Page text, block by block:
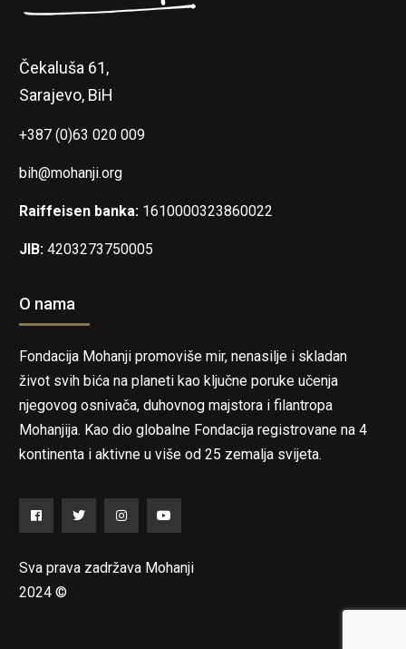
Čekaluša 61,
Sarajevo, BiH
+387 (0)63 020 009
bih@mohanji.org
Raiffeisen banka: 1610000323860022
JIB: 4203273750005
O nama
Fondacija Mohanji promoviše mir, nenasilje i skladan
život svih bića na planeti kao ključne poruke učenja
njegovog osnivača, duhovnog majstora i filantropa
Mohanjija. Kao dio globalne Fondacija registrovane na 4
kontinenta i aktivne u više od 25 zemalja svijeta.
Sva prava zadržava Mohanji
2024 ©